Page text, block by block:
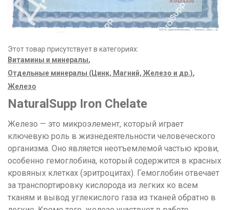
Этот товар присутствует в категориях:
Витамины и минералы,
Отдельные минералы (Цинк, Магний, Железо и др.),
Железо
NaturalSupp Iron Chelate
Железо — это микроэлемент, который играет
ключевую роль в жизнедеятельности человеческого
организма. Оно является неотъемлемой частью крови,
особенно гемоглобина, который содержится в красных
кровяных клетках (эритроцитах). Гемоглобин отвечает
за транспортировку кислорода из легких ко всем
тканям и вывод углекислого газа из тканей обратно в